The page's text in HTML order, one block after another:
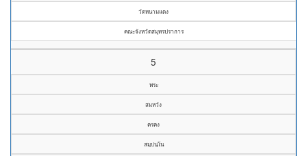
วัดหนามแดง
คณะจังหวัดสมุทรปราการ
5
พระ
สมหวัง
ครคง
สมฺปนฺโน